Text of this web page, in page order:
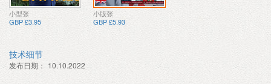
小型张
GBP £3.95
小版张
GBP £5.93
技术细节
发布日期： 10.10.2022